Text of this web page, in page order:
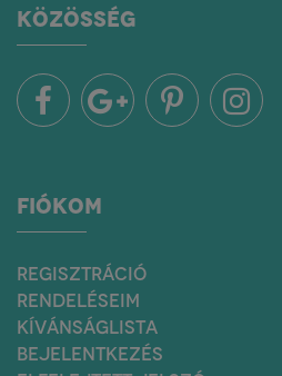
KÖZÖSSÉG
FIÓKOM
REGISZTRÁCIÓ
RENDELÉSEIM
KÍVÁNSÁGLISTA
BEJELENTKEZÉS